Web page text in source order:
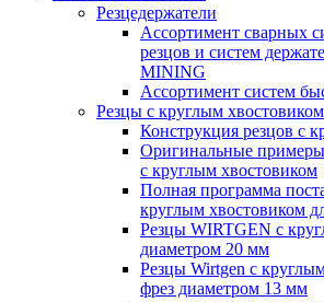
Резцедержатели
Ассортимент сварных
резцов и систем
MINING
Ассортимент систем
Резцы с круглым хвостовиком
Конструкция резцов с
Оригинальные
с круглым хвостовиком
Полная программа
круглым хвостовиком
Резцы WIRTGEN с
диаметром 20 мм
Резцы Wirtgen с
фрез диаметром 13 мм